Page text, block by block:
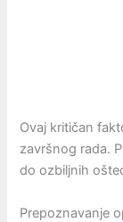
Ovaj kritičan
završnog rada.
do ozbiljnih
Prepoznavanje